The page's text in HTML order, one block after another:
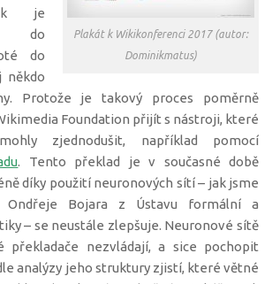
Plakát k Wikikonferenci 2017 (autor:
Dominikmatus)
je
do
do
někdo
Protože je takový proces poměrně
Foundation přijít s nástroji, které
zjednodušit, například pomocí
. Tento překlad je v současné době
díky použití neuronových sítí – jak jsme
Ondřeje Bojara z Ústavu formální a
– se neustále zlepšuje. Neuronové sítě
překladače nezvládají, a sice pochopit
analýzy jeho struktury zjistí, které větné